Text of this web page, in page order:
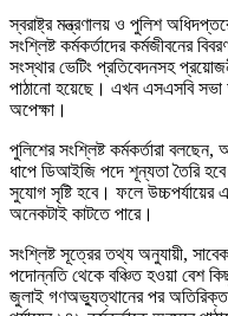
স্বরাষ্ট্র মন্ত্রণালয় ও পুলিশ
সংশ্লিষ্ট কর্মকর্তাদের কর্মজীবনের
সংস্থার ভেটিং প্রতিবেদনসহ
পাঠানো হয়েছে। এখন এসএসবি সভা
অপেক্ষা।
পুলিশের সংশ্লিষ্ট কর্মকর্তারা
ধাপে ডিআইজি পদে শূন্যতা তৈরি
সুযোগ সৃষ্টি হবে। ফলে উচ্চপর্যায়ের
অনেকটাই কাটতে পারে।
সংশ্লিষ্ট সূত্রের তথ্য অনুযায়ী,
পদোন্নতি থেকে বঞ্চিত হওয়া বেশ
জুলাই গণঅভ্যুত্থানের পর